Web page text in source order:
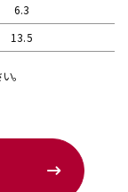
6.3
13.5
。